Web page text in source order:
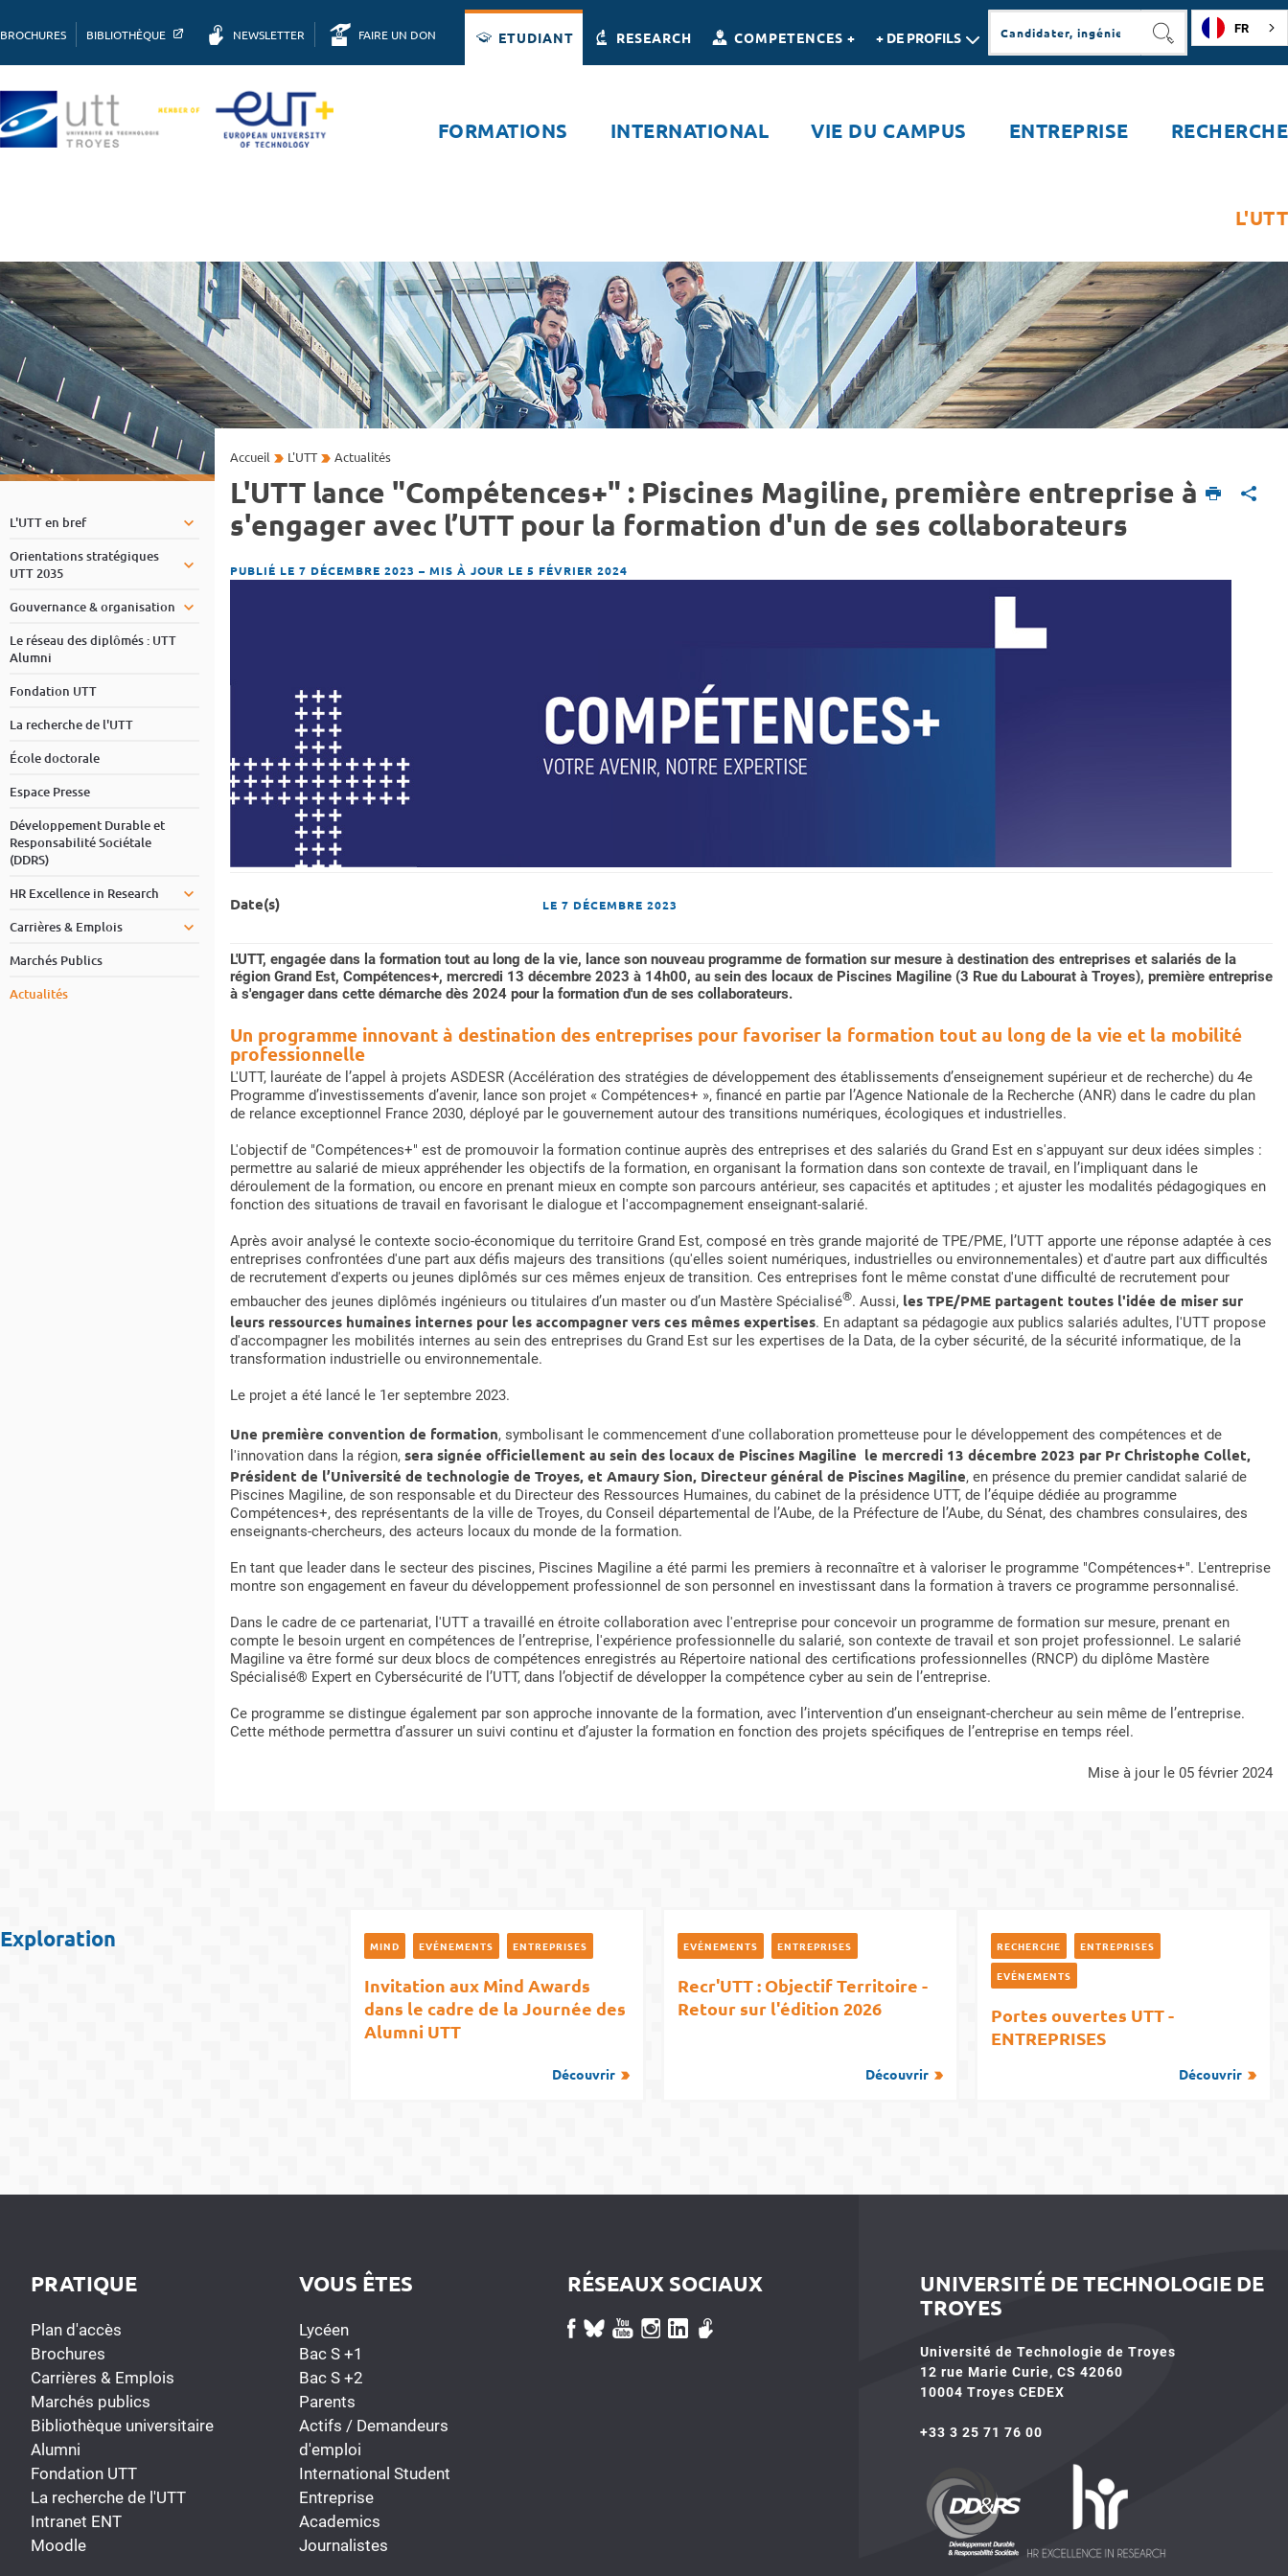
BROCHURES BIBLIOTHÈQUE NEWSLETTER FAIRE UN DON ETUDIANT RESEARCH COMPETENCES + + DE PROFILS
RECHERCHER
FR
FORMATIONS INTERNATIONAL VIE DU CAMPUS ENTREPRISE RECHERCHE
L'UTT
L'UTT en bref
Orientations stratégiques
UTT 2035
Gouvernance & organisation
Le réseau des diplômés : UTT
Alumni
Fondation UTT
La recherche de l'UTT
École doctorale
Espace Presse
Développement Durable et
Responsabilité Sociétale
(DDRS)
HR Excellence in Research
Carrières & Emplois
Marchés Publics
Actualités
Accueil L'UTT Actualités
L'UTT lance "Compétences+" : Piscines Magiline, première entreprise à
s'engager avec l’UTT pour la formation d'un de ses collaborateurs
PUBLIÉ LE 7 DÉCEMBRE 2023 – MIS À JOUR LE 5 FÉVRIER 2024
Date(s) LE 7 DÉCEMBRE 2023
L'UTT, engagée dans la formation tout au long de la vie, lance son nouveau programme de formation sur mesure à destination des entreprises et salariés de la
région Grand Est, Compétences+, mercredi 13 décembre 2023 à 14h00, au sein des locaux de Piscines Magiline (3 Rue du Labourat à Troyes), première entreprise
à s'engager dans cette démarche dès 2024 pour la formation d'un de ses collaborateurs.
Un programme innovant à destination des entreprises pour favoriser la formation tout au long de la vie et la mobilité
professionnelle
L'UTT, lauréate de l’appel à projets ASDESR (Accélération des stratégies de développement des établissements d’enseignement supérieur et de recherche) du 4e
Programme d’investissements d’avenir, lance son projet « Compétences+ », financé en partie par l’Agence Nationale de la Recherche (ANR) dans le cadre du plan
de relance exceptionnel France 2030, déployé par le gouvernement autour des transitions numériques, écologiques et industrielles.
L'objectif de "Compétences+" est de promouvoir la formation continue auprès des entreprises et des salariés du Grand Est en s'appuyant sur deux idées simples :
permettre au salarié de mieux appréhender les objectifs de la formation, en organisant la formation dans son contexte de travail, en l’impliquant dans le
déroulement de la formation, ou encore en prenant mieux en compte son parcours antérieur, ses capacités et aptitudes ; et ajuster les modalités pédagogiques en
fonction des situations de travail en favorisant le dialogue et l'accompagnement enseignant-salarié.
Après avoir analysé le contexte socio-économique du territoire Grand Est, composé en très grande majorité de TPE/PME, l’UTT apporte une réponse adaptée à ces
entreprises confrontées d'une part aux défis majeurs des transitions (qu'elles soient numériques, industrielles ou environnementales) et d'autre part aux difficultés
de recrutement d'experts ou jeunes diplômés sur ces mêmes enjeux de transition. Ces entreprises font le même constat d'une difficulté de recrutement pour
embaucher des jeunes diplômés ingénieurs ou titulaires d’un master ou d’un Mastère Spécialisé®. Aussi, les TPE/PME partagent toutes l'idée de miser sur
leurs ressources humaines internes pour les accompagner vers ces mêmes expertises. En adaptant sa pédagogie aux publics salariés adultes, l'UTT propose
d'accompagner les mobilités internes au sein des entreprises du Grand Est sur les expertises de la Data, de la cyber sécurité, de la sécurité informatique, de la
transformation industrielle ou environnementale.
Le projet a été lancé le 1er septembre 2023.
Une première convention de formation, symbolisant le commencement d'une collaboration prometteuse pour le développement des compétences et de
l'innovation dans la région, sera signée officiellement au sein des locaux de Piscines Magiline le mercredi 13 décembre 2023 par Pr Christophe Collet,
Président de l’Université de technologie de Troyes, et Amaury Sion, Directeur général de Piscines Magiline, en présence du premier candidat salarié de
Piscines Magiline, de son responsable et du Directeur des Ressources Humaines, du cabinet de la présidence UTT, de l’équipe dédiée au programme
Compétences+, des représentants de la ville de Troyes, du Conseil départemental de l’Aube, de la Préfecture de l’Aube, du Sénat, des chambres consulaires, des
enseignants-chercheurs, des acteurs locaux du monde de la formation.
En tant que leader dans le secteur des piscines, Piscines Magiline a été parmi les premiers à reconnaître et à valoriser le programme "Compétences+". L'entreprise
montre son engagement en faveur du développement professionnel de son personnel en investissant dans la formation à travers ce programme personnalisé.
Dans le cadre de ce partenariat, l'UTT a travaillé en étroite collaboration avec l'entreprise pour concevoir un programme de formation sur mesure, prenant en
compte le besoin urgent en compétences de l’entreprise, l'expérience professionnelle du salarié, son contexte de travail et son projet professionnel. Le salarié
Magiline va être formé sur deux blocs de compétences enregistrés au Répertoire national des certifications professionnelles (RNCP) du diplôme Mastère
Spécialisé® Expert en Cybersécurité de l’UTT, dans l’objectif de développer la compétence cyber au sein de l’entreprise.
Ce programme se distingue également par son approche innovante de la formation, avec l’intervention d’un enseignant-chercheur au sein même de l’entreprise.
Cette méthode permettra d’assurer un suivi continu et d’ajuster la formation en fonction des projets spécifiques de l’entreprise en temps réel.
mise à jour le 05 février 2024
Exploration MIND EVÉNEMENTS ENTREPRISES
Invitation aux Mind Awards
dans le cadre de la Journée des
Alumni UTT
Découvrir
EVÉNEMENTS ENTREPRISES
Recr'UTT : Objectif Territoire -
Retour sur l'édition 2026
Découvrir
RECHERCHE ENTREPRISES
EVÉNEMENTS
Portes ouvertes UTT -
ENTREPRISES
Découvrir
PRATIQUE
Plan d'accès
Brochures
Carrières & Emplois
Marchés publics
Bibliothèque universitaire
Alumni
Fondation UTT
La recherche de l'UTT
Intranet ENT
Moodle
VOUS ÊTES
Lycéen
Bac S +1
Bac S +2
Parents
Actifs / Demandeurs
d'emploi
International Student
Entreprise
Academics
Journalistes
RÉSEAUX SOCIAUX
UNIVERSITÉ DE TECHNOLOGIE DE
TROYES
Université de Technologie de Troyes
12 rue Marie Curie, CS 42060
10004 Troyes CEDEX
+33 3 25 71 76 00